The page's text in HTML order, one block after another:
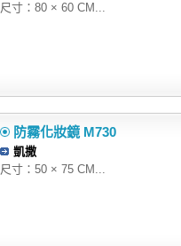
尺寸：80 × 60 CM...
防霧化妝鏡 M730
凱撒
尺寸：50 × 75 CM...